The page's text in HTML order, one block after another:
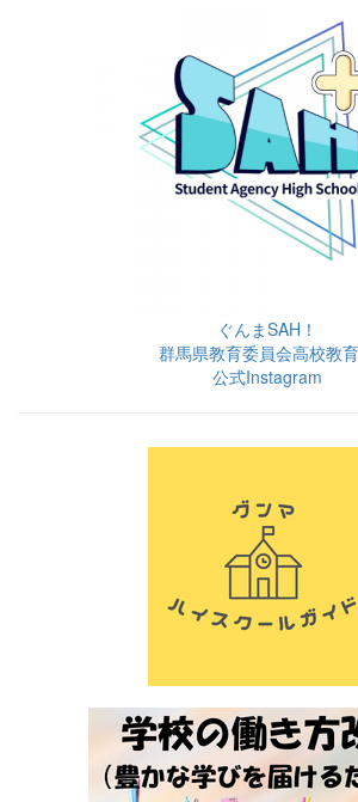
ぐんまSAH！
群馬県教育委員会高校教
公式Instagram